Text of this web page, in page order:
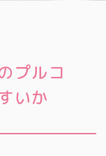
プルコ
いか